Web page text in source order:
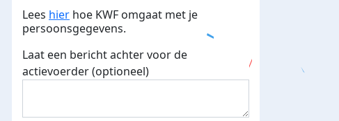
Lees hier hoe KWF omgaat met je
persoonsgegevens.
Laat een bericht achter voor de
actievoerder (optioneel)